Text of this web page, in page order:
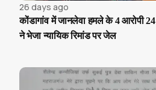
26 days ago
कोंडागांव में जानलेवा हमले के 4 आरोपी
ने भेजा न्यायिक रिमांड पर जेल